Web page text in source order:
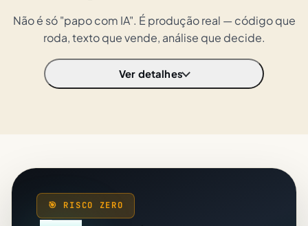
Não é só "papo com IA". É produção real — código que
roda, texto que vende, análise que decide.
Ver detalhes
🎯 RISCO ZERO